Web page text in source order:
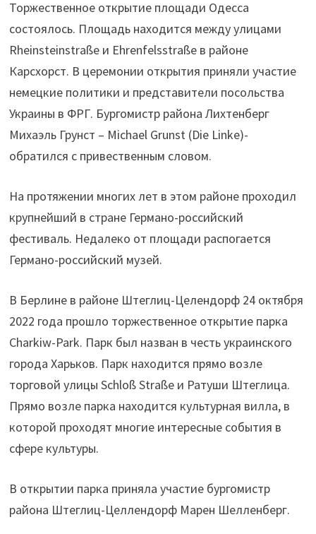
Торжественное открытие площади Одесса
состоялось. Площадь находится между улицами
Rheinsteinstraße и Ehrenfelsstraße в районе
Карсхорст. В церемонии открытия приняли участие
немецкие политики и представители посольства
Украины в ФРГ. Бургомистр района Лихтенберг
Михаэль Грунст – Michael Grunst (Die Linke)-
обратился с привественным словом.
На протяжении многих лет в этом районе проходил
крупнейший в стране Германо-российский
фестиваль. Недалеко от площади распогается
Германо-российский музей.
В Берлине в районе Штеглиц-Целендорф 24 октября
2022 года прошло торжественное открытие парка
Charkiw-Park. Парк был назван в честь украинского
города Харьков. Парк находится прямо возле
торговой улицы Schloß Straße и Ратуши Штеглица.
Прямо возле парка находится культурная вилла, в
которой проходят многие интересные события в
сфере культуры.
В открытии парка приняла участие бургомистр
района Штеглиц-Целлендорф Марен Шелленберг.